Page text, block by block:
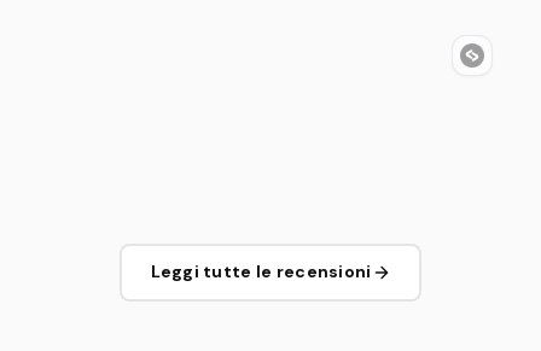
Leggi tutte le recensioni